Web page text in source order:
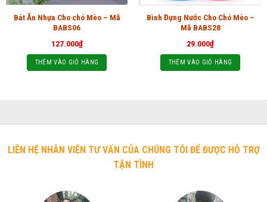
Bát Ăn Nhựa Cho chó Mèo – Mã
BABS06
127.000₫
THÊM VÀO GIỎ HÀNG
Bình Đựng Nước Cho Chó Mèo –
Mã BABS28
29.000₫
THÊM VÀO GIỎ HÀNG
LIÊN HỆ NHÂN VIÊN TƯ VẤN CỦA CHÚNG TÔI ĐỂ ĐƯỢC HỖ TRỢ
TẬN TÌNH